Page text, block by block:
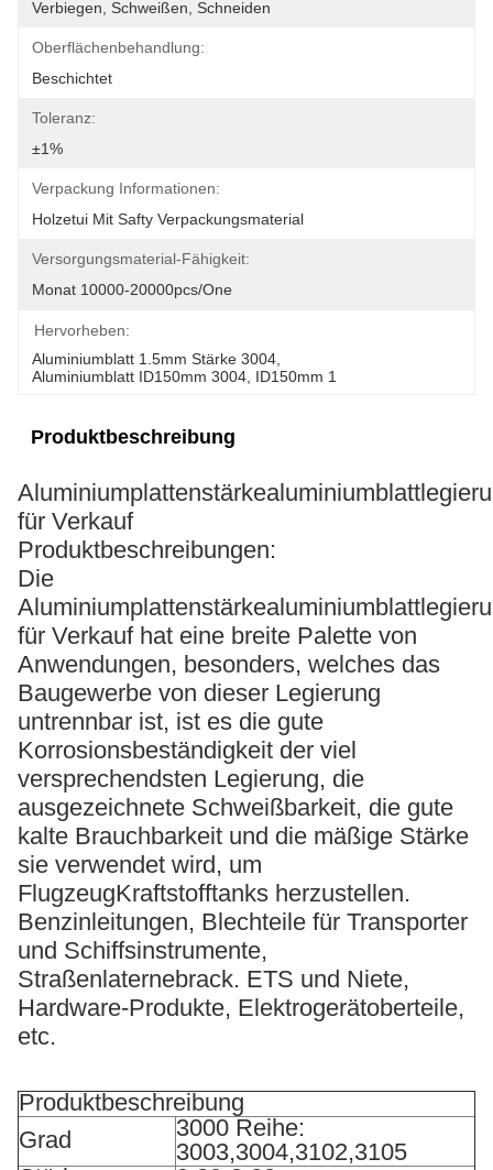
Verbiegen, Schweißen, Schneiden
Oberflächenbehandlung:
Beschichtet
Toleranz:
±1%
Verpackung Informationen:
Holzetui Mit Safty Verpackungsmaterial
Versorgungsmaterial-Fähigkeit:
Monat 10000-20000pcs/one
Hervorheben:
Aluminiumblatt 1.5mm Stärke 3004
Aluminiumblatt ID150mm 3004 ID150mm 1
Produktbeschreibung
für Verkauf
Produktbeschreibungen:
Die
für Verkauf hat eine breite Palette von
Anwendungen, besonders, welches das
Baugewerbe von dieser Legierung
untrennbar ist, ist es die gute
Korrosionsbeständigkeit der viel
versprechendsten Legierung, die
ausgezeichnete Schweißbarkeit, die gute
kalte Brauchbarkeit und die mäßige Stärke
sie verwendet wird, um
FlugzeugKraftstofftanks herzustellen.
Benzinleitungen, Blechteile für Transporter
und Schiffsinstrumente,
Straßenlaternebrack. ETS und Niete,
Hardware-Produkte, Elektrogerätoberteile,
etc.
Produktbeschreibung
Grad
3000 Reihe:
3003,3004,3102,3105